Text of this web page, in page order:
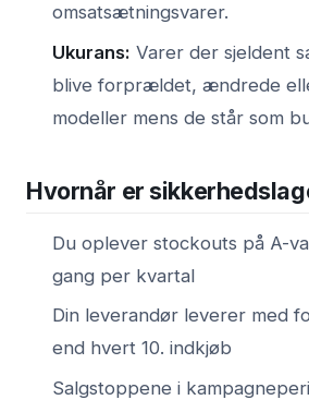
omsatsætningsvarer.
Ukurans: Varer der sjeldent
blive forprældet, ændrede
modeller mens de står som
Hvornår er
Du oplever stockouts på A-
gang per kvartal
Din leverandør leverer med
end hvert 10. indkjøb
Salgstoppene i